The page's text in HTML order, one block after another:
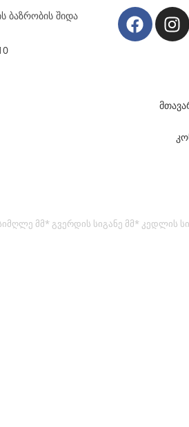
ბაზრობის შიდა
მმ* გვერდის სიგანე მმ* კედლის